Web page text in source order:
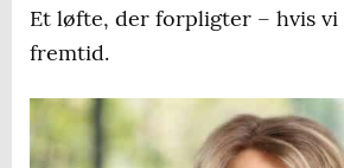
Et løfte, der forpligter – hvis vi
fremtid.